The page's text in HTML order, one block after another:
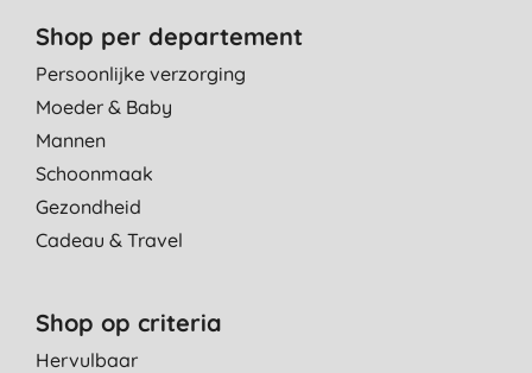
Shop per departement
Persoonlijke verzorging
Moeder & Baby
Mannen
Schoonmaak
Gezondheid
Cadeau & Travel
Shop op criteria
Hervulbaar